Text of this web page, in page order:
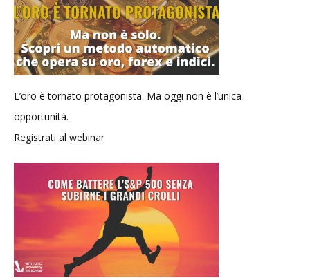
L’oro è tornato protagonista. Ma oggi non è l’unica
opportunità.
Registrati al webinar